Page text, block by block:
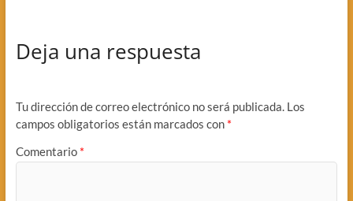
Deja una respuesta
Tu dirección de correo electrónico no será publicada. Los
campos obligatorios están marcados con *
Comentario *